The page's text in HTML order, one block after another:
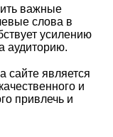
важные
слова в
усилению
аудиторию.
сайте является
и
привлечь и